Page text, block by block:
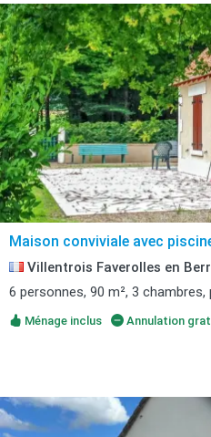
Maison conviviale avec
Villentrois Faverolles en
6 personnes, 90 m², 3 chambres,
Ménage inclus Annulation